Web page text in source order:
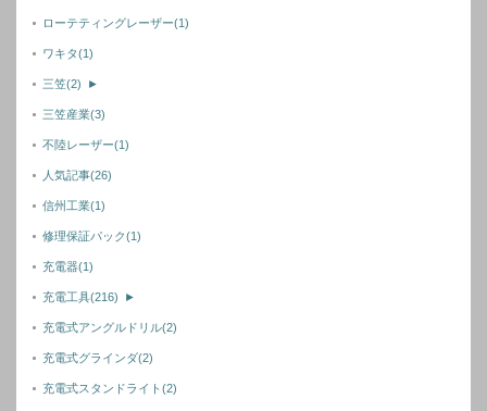
ローテティングレーザー(1)
ワキタ(1)
三笠(2) ►
三笠産業(3)
不陸レーザー(1)
人気記事(26)
信州工業(1)
修理保証パック(1)
充電器(1)
充電工具(216) ►
充電式アングルドリル(2)
充電式グラインダ(2)
充電式スタンドライト(2)